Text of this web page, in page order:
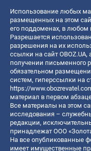
Использование любых
размещенных на этом
его поддоменах, в любом
Разрешается
разрешения на их
ссылки на сайт
получении письменного
обязательном
систем, гиперссылки на
https://
материал в первом
Все материалы на этом
исследования –
редакции,
принадлежат ООО
На все опубликованные
имеет имущественные